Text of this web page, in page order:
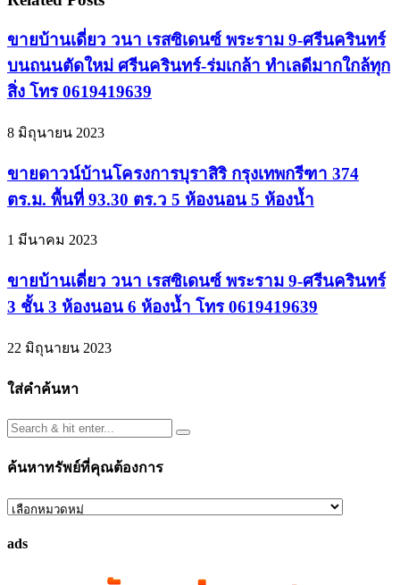
ขายบ้านเดี่ยว วนา เรสซิเดนซ์ พระราม 9-ศรีนครินทร์
บนถนนตัดใหม่ ศรีนครินทร์-ร่มเกล้า ทำเลดีมากใกล้ทุก
สิ่ง โทร 0619419639
8 มิถุนายน 2023
ขายดาวน์บ้านโครงการบุราสิริ กรุงเทพกรีฑา 374
ตร.ม. พื้นที่ 93.30 ตร.ว 5 ห้องนอน 5 ห้องน้ำ
1 มีนาคม 2023
ขายบ้านเดี่ยว วนา เรสซิเดนซ์ พระราม 9-ศรีนครินทร์
3 ชั้น 3 ห้องนอน 6 ห้องน้ำ โทร 0619419639
22 มิถุนายน 2023
ใส่คำค้นหา
ค้นหาทรัพย์ที่คุณต้องการ
ค้นหา
ที่
ads